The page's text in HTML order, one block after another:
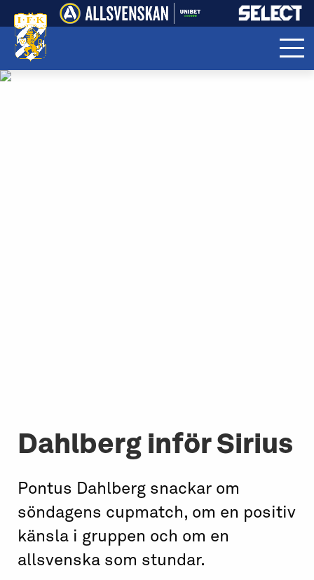
Dahlberg inför Sirius
Pontus Dahlberg snackar om
söndagens cupmatch, om en positiv
känsla i gruppen och om en
allsvenska som stundar.